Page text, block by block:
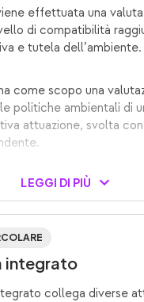
effettuata una
di compatibilità
e tutela dell’ambiente.
come scopo una
politiche ambientali di
attuazione, svolta con
LEGGI DI PIÙ
integrato
collega diverse